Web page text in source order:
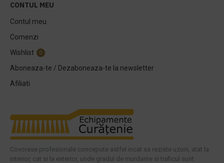
CONTUL MEU
Contul meu
Comenzi
Wishlist
0
Aboneaza-te / Dezaboneaza-te la newsletter
Afiliati
Covorase profesionale concepute astfel incat sa reziste uzurii, atat la
interior, cat si la exterior, unde gradul de murdarire si traficul sunt